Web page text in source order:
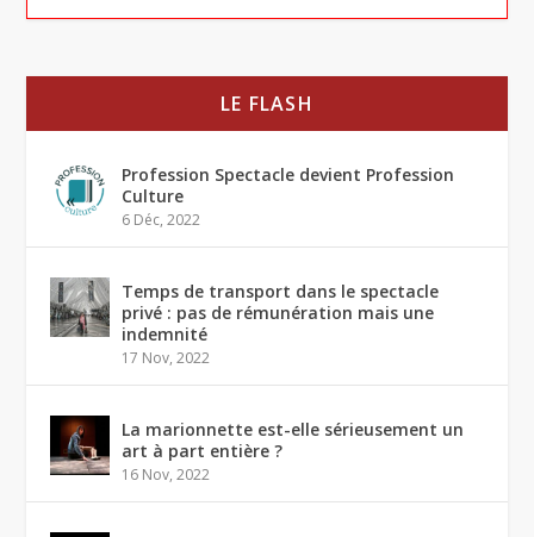
LE FLASH
Profession Spectacle devient Profession
Culture
6 Déc, 2022
Temps de transport dans le spectacle
privé : pas de rémunération mais une
indemnité
17 Nov, 2022
La marionnette est-elle sérieusement un
art à part entière ?
16 Nov, 2022